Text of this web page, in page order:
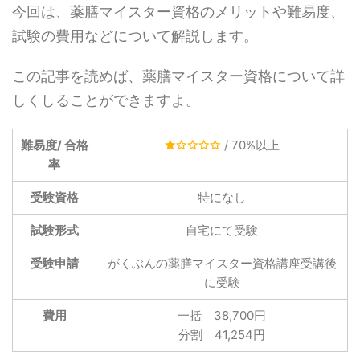
今回は、薬膳マイスター資格のメリットや難易度、
試験の費用などについて解説します。
この記事を読めば、薬膳マイスター資格について詳
しくしることができますよ。
難易度/ 合格
率
/ 70%以上
受験資格 特になし
試験形式 自宅にて受験
受験申請
がくぶんの薬膳マイスター資格講座受講後
に受験
費用
一括 38,700円
分割 41,254円